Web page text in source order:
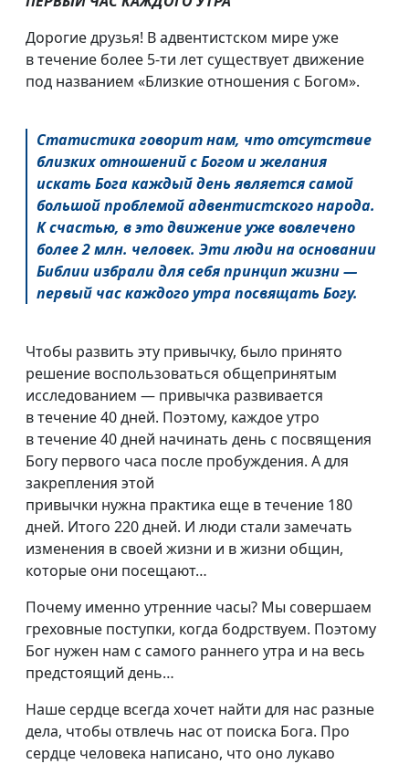
Дорогие друзья! В адвентистском мире уже
в течение более 5-ти лет существует движение
под названием «Близкие отношения с Богом».
Статистика говорит нам, что отсутствие
близких отношений с Богом и желания
искать Бога каждый день является самой
большой проблемой адвентистского народа.
К счастью, в это движение уже вовлечено
более 2 млн. человек. Эти люди на основании
Библии избрали для себя принцип жизни —
первый час каждого утра посвящать Богу.
Чтобы развить эту привычку, было принято
решение воспользоваться общепринятым
исследованием — привычка развивается
в течение 40 дней. Поэтому, каждое утро
в течение 40 дней начинать день с посвящения
Богу первого часа после пробуждения. А для
закрепления этой
привычки нужна практика еще в течение 180
дней. Итого 220 дней. И люди стали замечать
изменения в своей жизни и в жизни общин,
которые они посещают…
Почему именно утренние часы? Мы совершаем
греховные поступки, когда бодрствуем. Поэтому
Бог нужен нам с самого раннего утра и на весь
предстоящий день…
Наше сердце всегда хочет найти для нас разные
дела, чтобы отвлечь нас от поиска Бога. Про
сердце человека написано, что оно лукаво